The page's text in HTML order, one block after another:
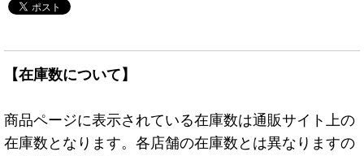
【在庫数について】
商品ページに表示されている在庫数は通販サイト上の
在庫数となります。各店舗の在庫数とは異なりますの